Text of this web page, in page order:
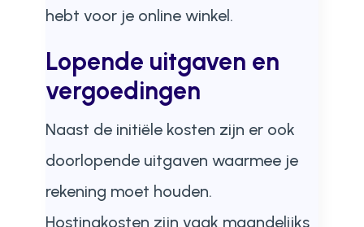
hebt voor je online winkel.
Lopende uitgaven en
vergoedingen
Naast de initiële kosten zijn er ook
doorlopende uitgaven waarmee je
rekening moet houden.
Hostingkosten zijn vaak maandelijks